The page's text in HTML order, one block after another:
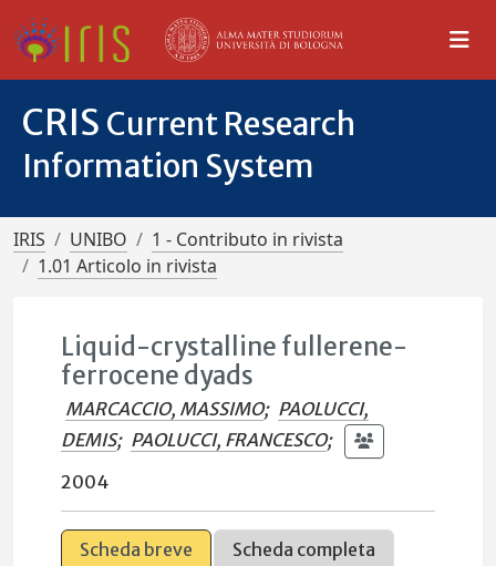
CRIS Current Research
Information System
IRIS UNIBO
1 - Contributo in rivista
1.01 Articolo in rivista
Liquid-crystalline fullerene-
ferrocene dyads
MARCACCIO, MASSIMO; PAOLUCCI,
DEMIS; PAOLUCCI, FRANCESCO;
2004
Scheda breve
Scheda completa